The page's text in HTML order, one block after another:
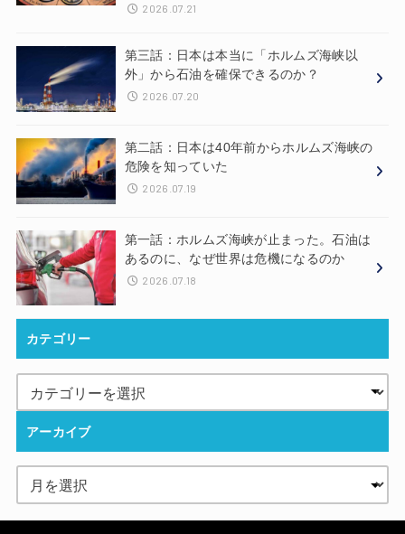
2026.07.21
第三話：日本は本当に「ホルムズ海峡以
外」から石油を確保できるのか？
2026.07.20
第二話：日本は40年前からホルムズ海峡の
危険を知っていた
2026.07.19
第一話：ホルムズ海峡が止まった。石油は
あるのに、なぜ世界は危機になるのか
2026.07.18
カテゴリー
アーカイブ